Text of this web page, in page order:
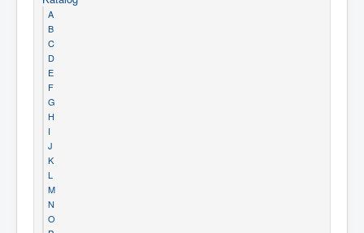
A
B
C
D
E
F
G
H
I
J
K
L
M
N
O